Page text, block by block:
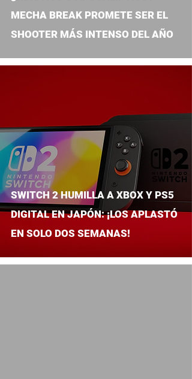
MECHA BREAK PROMETE SER EL
SHOOTER MÁS INTENSO DEL AÑO
SWITCH 2 HUMILLA A XBOX Y PS5
DIGITAL EN JAPÓN: ¡LOS APLASTÓ
EN SOLO DOS SEMANAS!